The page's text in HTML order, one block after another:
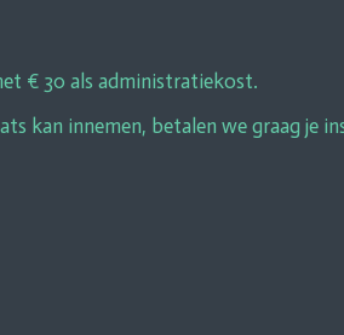
€ 30 als administratiekost.
kan innemen, betalen we graag je